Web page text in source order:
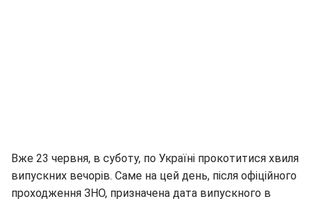
Вже 23 червня, в суботу, по Україні прокотитися хвиля
випускних вечорів. Саме на цей день, після офіційного
проходження ЗНО, призначена дата випускного в